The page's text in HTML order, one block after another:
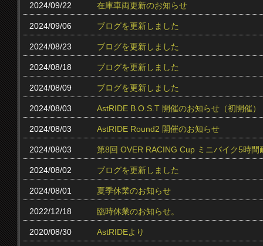
2024/09/22 在庫車両更新のお知らせ
2024/09/06 ブログを更新しました
2024/08/23 ブログを更新しました
2024/08/18 ブログを更新しました
2024/08/09 ブログを更新しました
2024/08/03 AstRIDE B.O.S.T 開催のお知らせ（初開催）
2024/08/03 AstRIDE Round2 開催のお知らせ
2024/08/03 第8回 OVER RACING Cup ミニバイク5時
2024/08/02 ブログを更新しました
2024/08/01 夏季休業のお知らせ
2022/12/18 臨時休業のお知らせ。
2020/08/30 AstRIDEより